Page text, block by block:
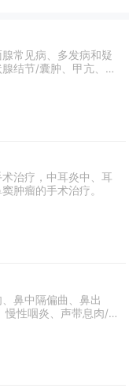
诊治。专业治疗面
急慢性鼻炎、鼻窦
肉、扁桃体炎、腺
瘤等疾病。拥有飞
统、德国徕卡F40
力耳科电钻、美国
常见病、多发病和疑
结节/囊肿、甲亢、甲
、鼻炎、鼻窦炎、鼻
带小结/息肉、咽喉
、甲亢甲减保守治疗
治疗，中耳炎中、耳
肿瘤的手术治疗。
鼻中隔偏曲、鼻出
慢性咽炎、声带息肉/
用等离子微创技术和
炎、扁桃体/腺样体肥